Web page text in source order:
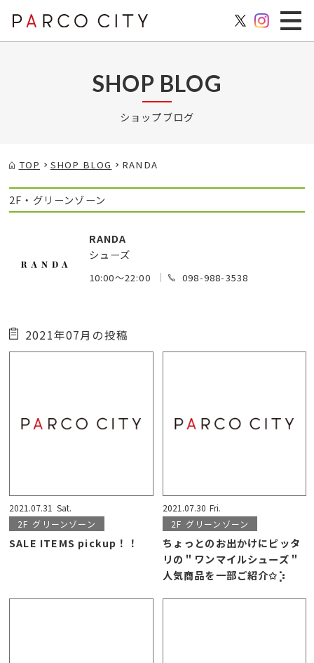
SHOP BLOG
ショップブログ
TOP SHOP BLOG RANDA
2F・グリーンゾーン
RANDA
シューズ
10:00～22:00 098-988-3538
2021年07月の投稿
2021.07.31 Sat.
2F グリーンゾーン
SALE ITEMS pickup！！
2021.07.30 Fri.
2F グリーンゾーン
ちょっとのお出かけにピッタ
リの＂ワンマイルシューズ＂
人気商品を一部ご紹介✩︎⡱